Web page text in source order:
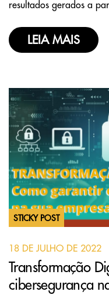
resultados gerados a
LEIA MAIS
STICKY POST
18 DE JULHO DE 2022
Transformação
cibersegurança